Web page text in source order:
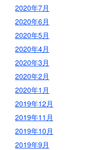
2020年7月
2020年6月
2020年5月
2020年4月
2020年3月
2020年2月
2020年1月
2019年12月
2019年11月
2019年10月
2019年9月